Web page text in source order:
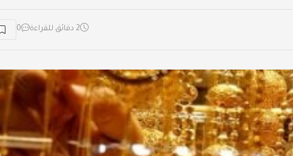
2 دقائق للقراءة 0